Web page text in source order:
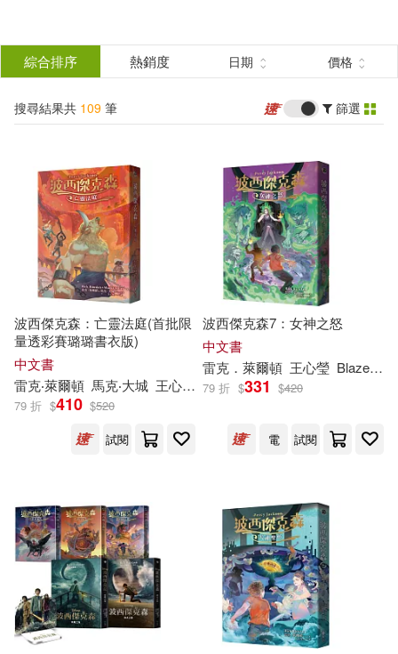
結
分類 (單選)
所有商品(109) 圖書(73)
影音(5) 雜誌(6)
電子書(25)
作者 (可複選)
雷克‧萊爾頓(57)
雷克．萊爾頓(30)
（美）雷克·萊爾頓(10)
馬克．大城(3) 馬克‧大城(2)
(美)雷克·萊爾頓(1)
洛希妮‧查克西(1)
綜合排序 熱銷度 日期 價格
搜尋結果共 109 筆 篩選
波西傑克森：亡靈法庭(首批限
量透彩賽璐璐書衣版)
中文書
雷克‧萊爾頓 馬克‧大城 王心瑩 Blaze Wu
79 折 $410 $520
試閱
波西傑克森7：女神之怒
中文書
雷克 ．萊爾頓 王心瑩 Blaze Wu
79 折 $331 $420
電 試閱